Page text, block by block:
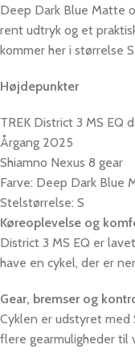
Deep Dark Blue Matte
rent udtryk og et
kommer her i størrelse S.
Højdepunkter
TREK District 3 MS EQ
Årgang 2025
Shiamno Nexus 8 gear
Farve: Deep Dark Blue
Stelstørrelse: S
Køreoplevelse og
District 3 MS EQ er
have en cykel, der er
Gear, bremser og
Cyklen er udstyret med
flere gearmuligheder til